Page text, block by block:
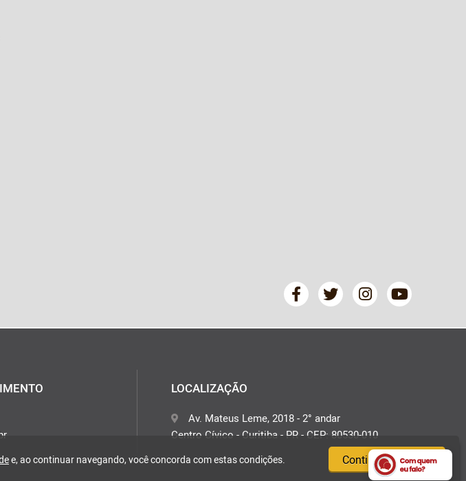
LOCALIZAÇÃO
Av. Mateus Leme, 2018 - 2° andar
Centro Cívico - Curitiba - PR - CEP: 80530-010
e, ao continuar navegando, você concorda com estas condições. Continuar e fechar